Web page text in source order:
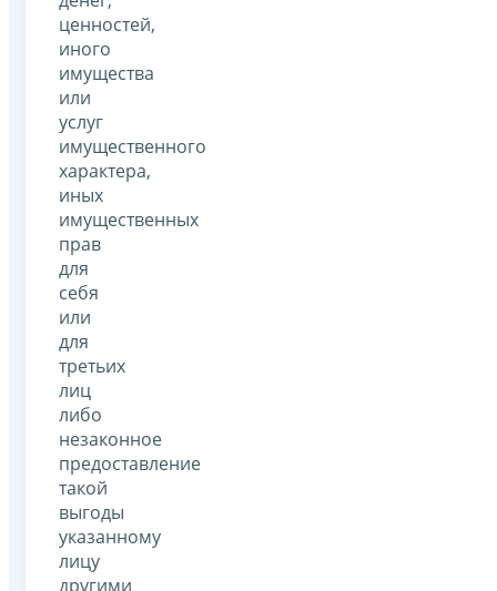
ценностей,
иного
имущества
или
услуг
имущественного
характера,
иных
имущественных
прав
для
себя
или
для
третьих
лиц
либо
незаконное
предоставление
такой
выгоды
указанному
лицу
другими